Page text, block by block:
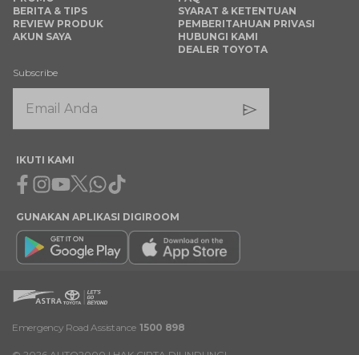
BERITA & TIPS
REVIEW PRODUK
AKUN SAYA
SYARAT & KETENTUAN
PEMBERITAHUAN PRIVASI
HUBUNGI KAMI
DEALER TOYOTA
Subscribe
IKUTI KAMI
Facebook
Instagram
Youtube
X Whatsapp
Tiktok
GUNAKAN APLIKASI DIGIROOM
Emergency Road Assistance 1500 898